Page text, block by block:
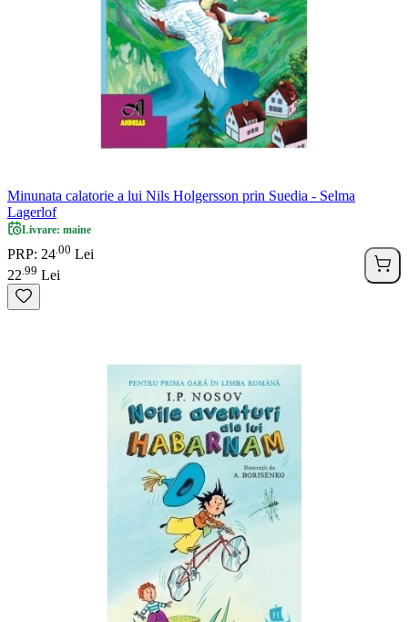
Minunata calatorie a lui Nils Holgersson prin Suedia - Selma
Lagerlof
Livrare: maine
PRP: 24 00 Lei
22 99 Lei